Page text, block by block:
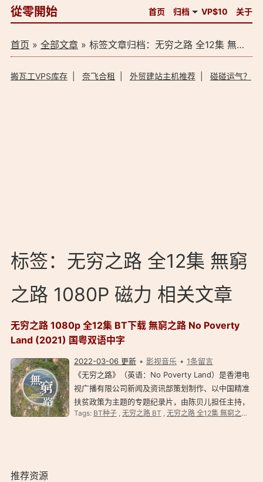
從零開始 首页 归档 VP$10 关于
首页 » 全部文章» 标签文章归档：无穷之路 全12集 無窮之路 1080P 磁力（1）
搬瓦工VPS库存| 奈飞合租 外贸建站主机推荐| 碰碰运气？
标签：无穷之路 全12集 無窮
之路 1080P 磁力 相关文章
无穷之路 1080p 全12集 BT下载 無窮之路 No Poverty
Land (2021) 国粤双语中字
2022-03-06 更新 影视音乐
1条留言
《无穷之路》（英语：No Poverty Land）是香港电
视广播有限公司新闻及资讯部策划制作、以中国精准
扶贫政策为主题的专题纪录片，由陈贝儿担任主持，
共 12 集，由 2021 年 8 月 21 日起逢星期六 22:30
Tags: BT种子, 无穷之路 BT , 无穷之路 全12集 無窮之路 1080P BT
推荐资源